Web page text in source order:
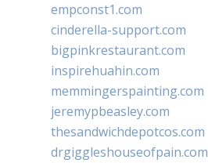
empconst1.com
cinderella-support.com
bigpinkrestaurant.com
inspirehuahin.com
memmingerspainting.com
jeremypbeasley.com
thesandwichdepotcos.com
drgiggleshouseofpain.com